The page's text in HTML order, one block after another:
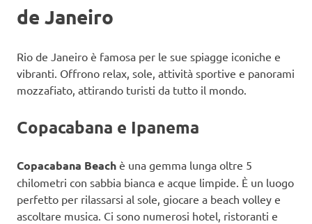
de Janeiro
Rio de Janeiro è famosa per le sue spiagge iconiche e
vibranti. Offrono relax, sole, attività sportive e panorami
mozzafiato, attirando turisti da tutto il mondo.
Copacabana e Ipanema
Copacabana Beach è una gemma lunga oltre 5
chilometri con sabbia bianca e acque limpide. È un luogo
perfetto per rilassarsi al sole, giocare a beach volley e
ascoltare musica. Ci sono numerosi hotel, ristoranti e